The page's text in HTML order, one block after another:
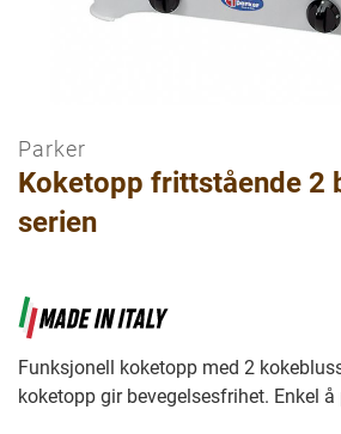
Gå
til
begynnelsen
av
galleriet
Parker
Koketopp frittstående 2
serien
Funksjonell koketopp med 2
koketopp gir bevegelsesfrihet. Enkel